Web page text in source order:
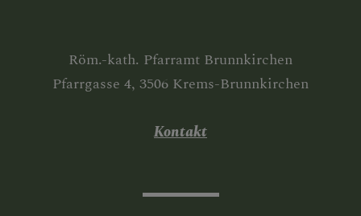
Röm.-kath. Pfarramt Brunnkirchen
Pfarrgasse 4, 3506 Krems-Brunnkirchen
Kontakt